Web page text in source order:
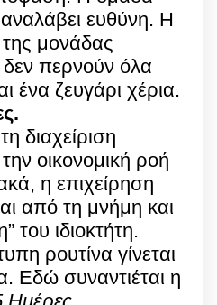
ευθύνη. Η
μονάδας
δεν περνούν όλα
ένα ζευγάρι χέρια.
διαχείριση
οικονομική ροή
η επιχείρηση
από τη μνήμη και
του ιδιοκτήτη.
ρουτίνα γίνεται
Εδώ συναντιέται η